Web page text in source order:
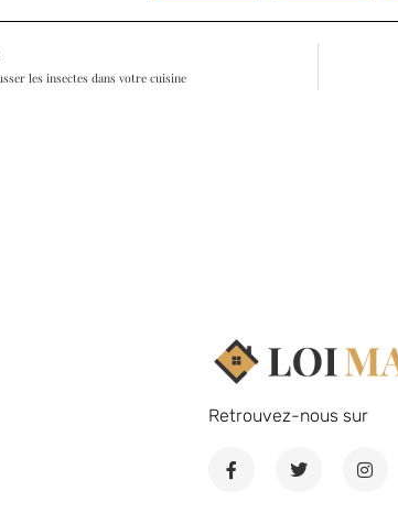
les insectes dans votre cuisine
Retrouvez-nous sur